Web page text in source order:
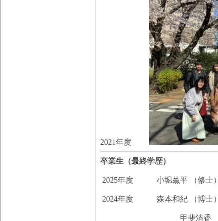
2021年度
卒業生（最終学歴）
2025年度 小堀薫平 （修士
2024年度 森本和紀 （博士）
甲斐清香 （修士），